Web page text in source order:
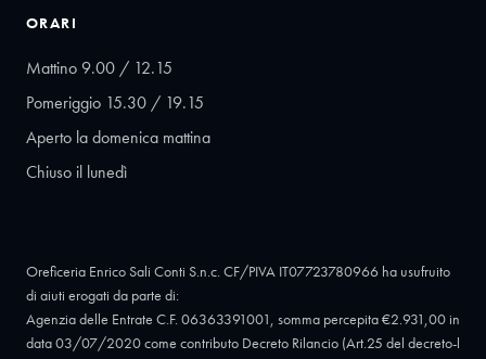
ORARI
Mattino 9.00 / 12.15
Pomeriggio 15.30 / 19.15
Aperto la domenica mattina
Chiuso il lunedì
Oreficeria Enrico Sali Conti S.n.c. CF/PIVA IT07723780966 ha usufruito
di aiuti erogati da parte di:
Agenzia delle Entrate C.F. 06363391001, somma percepita €2.931,00 in
data 03/07/2020 come contributo Decreto Rilancio (Art.25 del decreto-l